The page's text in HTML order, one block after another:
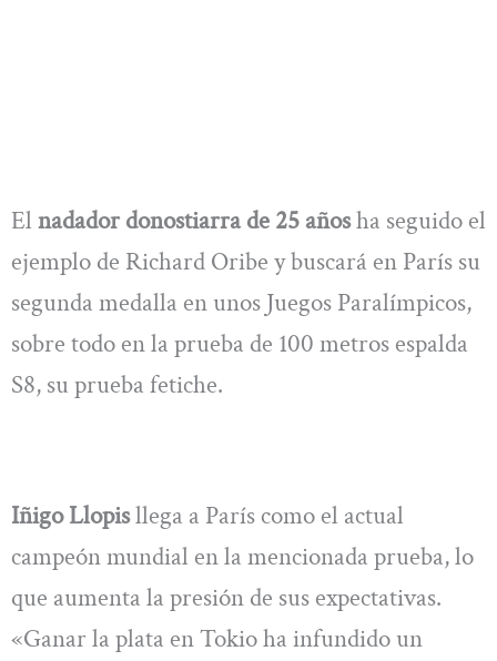
El nadador donostiarra de 25 añosha seguido el
ejemplo de Richard Oribe y buscará en París su
segunda medalla en unos Juegos Paralímpicos,
sobre todo en la prueba de 100 metros espalda
S8, su prueba fetiche.
Iñigo Llopisllega a París como el actual
campeón mundial en la mencionada prueba, lo
que aumenta la presión de sus expectativas.
«Ganar la plata en Tokio ha infundido un